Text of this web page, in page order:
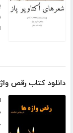
دانلود کتاب رقص